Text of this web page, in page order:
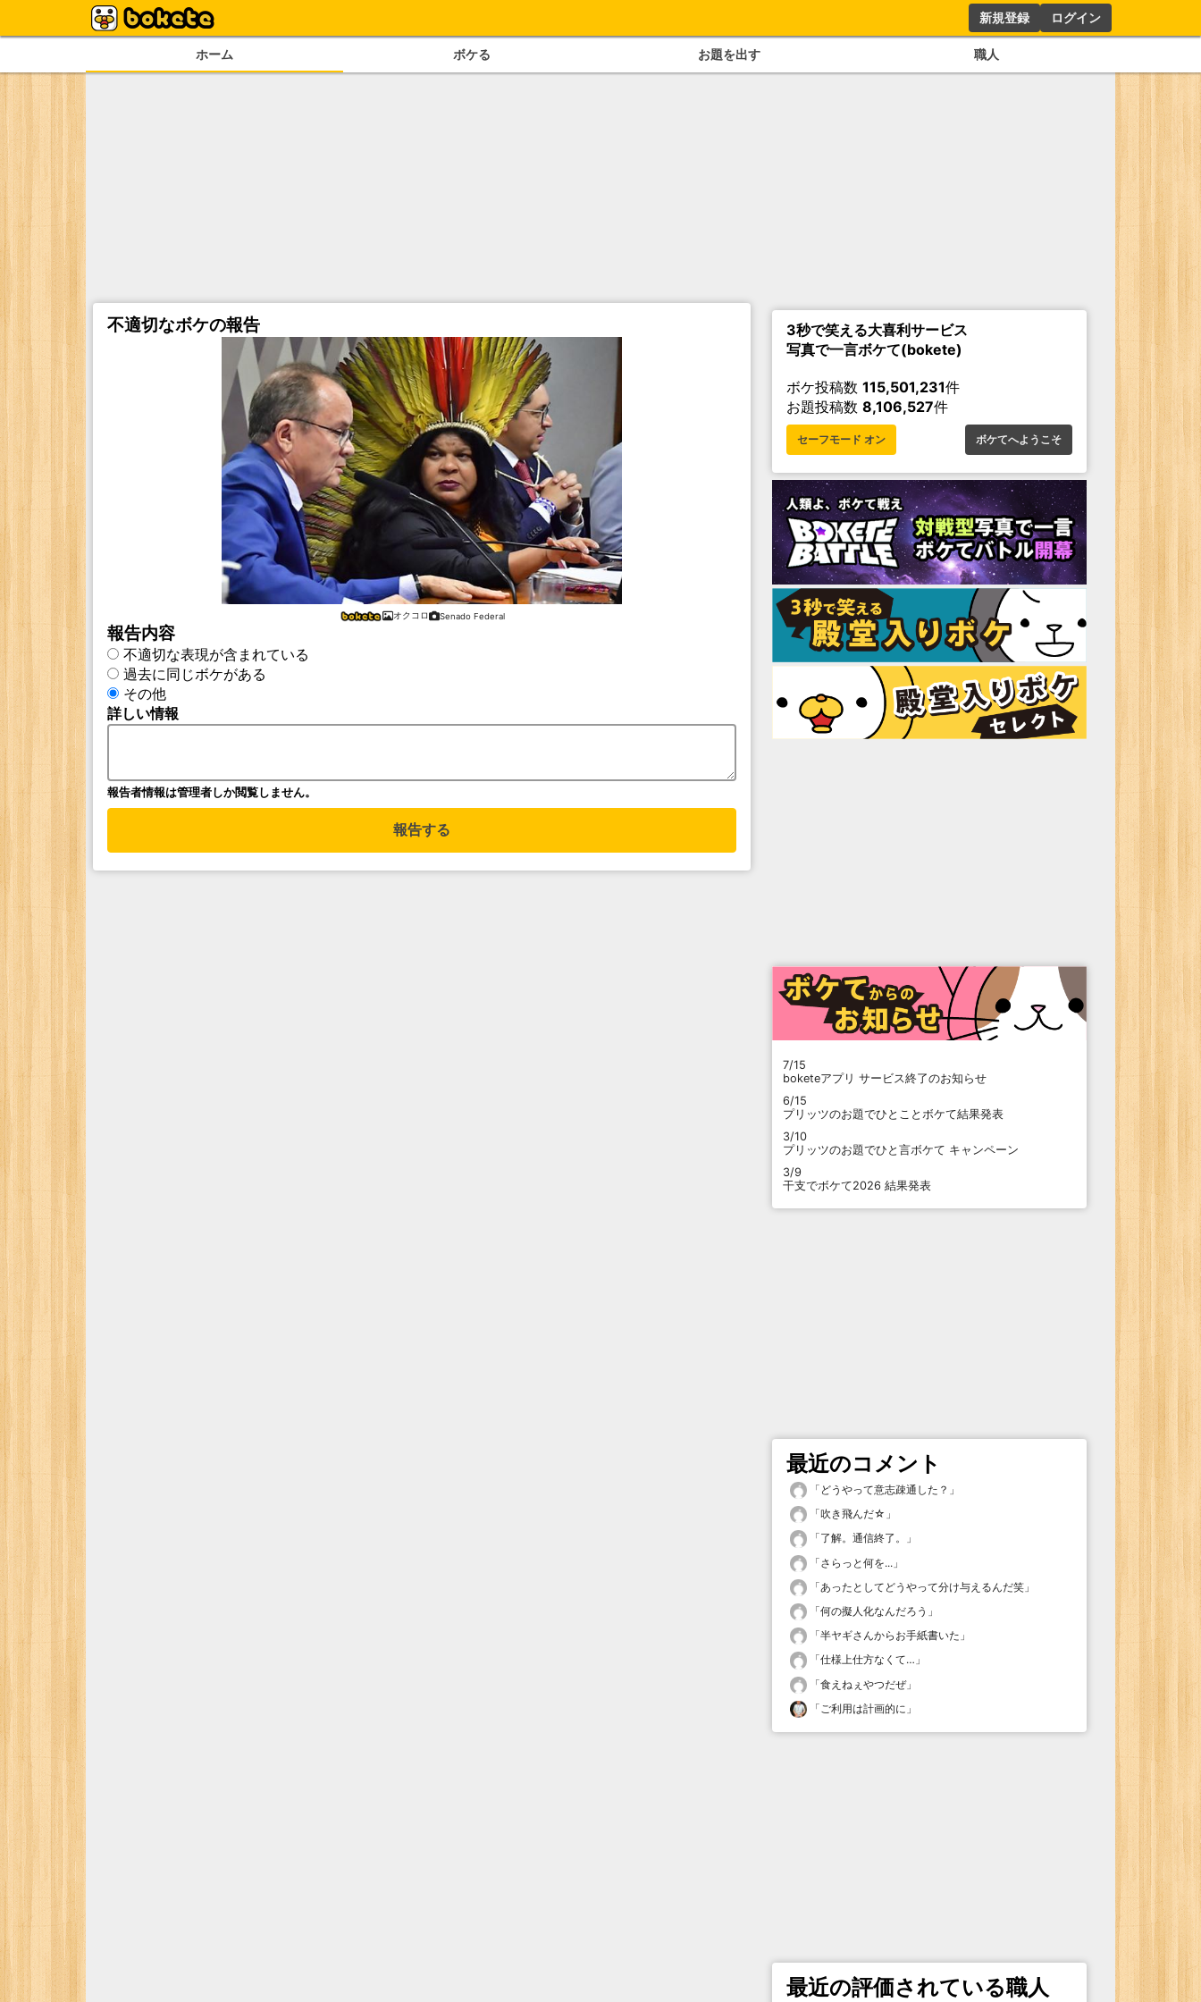
新規登録 ログイン
ホーム ボケる お題を出す 職人
不適切なボケの報告
オクコロ Senado Federal
報告内容
不適切な表現が含まれている
過去に同じボケがある
その他
詳しい情報
報告者情報は管理者しか閲覧しません。
報告する
3秒で笑える大喜利サービス
写真で一言ボケて(bokete)
ボケ投稿数 115,501,231件
お題投稿数 8,106,527件
セーフモード オン ボケてへようこそ
7/15
boketeアプリ サービス終了のお知らせ
6/15
プリッツのお題でひとことボケて結果発表
3/10
プリッツのお題でひと言ボケて キャンペーン
3/9
干支でボケて2026 結果発表
最近のコメント
「 どうやって意志疎通した？ 」
「吹き飛んだ☆ 」
「了解。通信終了。
」
「さらっと何を... 」
「あったとしてどうやって分け与えるんだ笑 」
「何の擬人化なんだろう 」
「半ヤギさんからお手紙書いた 」
「仕様上仕方なくて… 」
「食えねぇやつだぜ」
「 ご利用は計画的に 」
最近の評価されている職人